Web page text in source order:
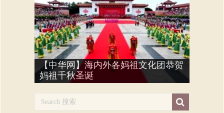
【中华网】海内外各妈祖文化团恭贺
妈祖千秋圣诞
巴黎举行首届【武林大会】 Wulin Dahui
2026
【新华社】视频：妈祖巡游在诺曼底
【新华社】妈祖巡游在诺曼底
【法国妈祖文化联谊会】参加马年春
节华人嘉年华游街
妈祖圣像抵达法国巴黎妈祖庙
蔡平配与法国艺术家们走进福建福鼎
Artistes des Indépendants à FuDing (Thé blanc)
庆祝蔡氏立姓3070周年 la festivité “3070
ans” du CAI
巴黎福建社团【妈祖文化展示】参加
蛇年春节嘉年华
巴黎福建社团参加蛇年春节嘉年
华“炸街” la fête du printemps & le défilé du
Nouvel An Chinois à Paris
蔡平配 参加“中国春节书画展” 2025
Exposition de calligraphie chinoise à Bussy
蔡平配 参加巴黎侨团“送春联”活动
Calligraphie Rallye pour le Nouvel An Serpent